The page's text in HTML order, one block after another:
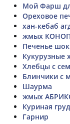
Мой Фарш
Ореховое
хан-кебаб
жмых
Печенье
Кукурузные
Хлебцы с
Блинчики с
Шаурма
жмых
Куриная
Гарнир